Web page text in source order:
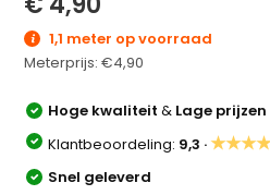
1,1 meter op voorraad
Meterprijs:€4,90
Hoge kwaliteit& Lage prijzen
Klantbeoordeling: 9,3 ·
Snel geleverd